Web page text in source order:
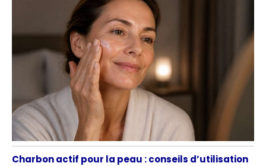
Charbon actif pour la peau : conseils d’utilisation